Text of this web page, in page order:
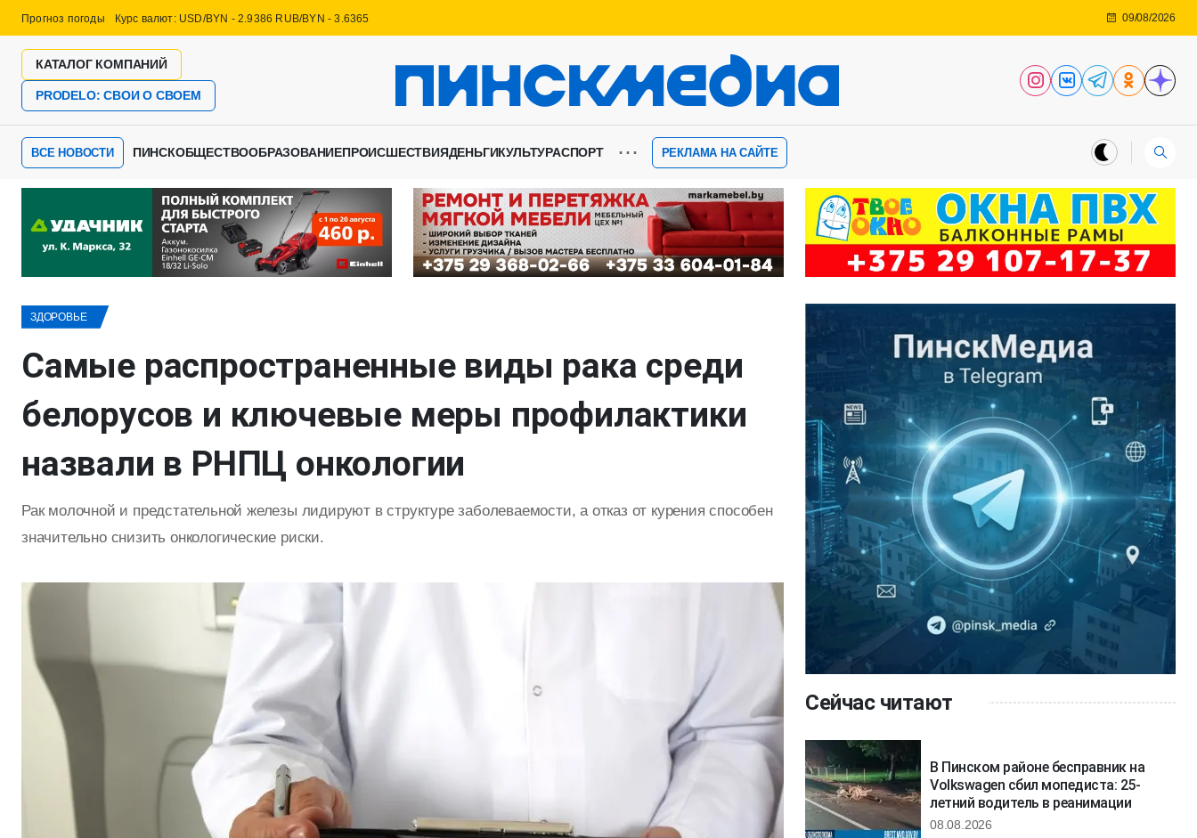
Прогноз погоды Курс валют: USD/BYN - 2.9386 RUB/BYN - 3.6365 09/08/2026
КАТАЛОГ КОМПАНИЙ
PRODELO: СВОИ О СВОЕМ
ВСЕ НОВОСТИ ПИНСКОБЩЕСТВООБРАЗОВАНИЕПРОИСШЕСТВИЯДЕНЬГИКУЛЬТУРАСПОРТ ⋯ РЕКЛАМА НА САЙТЕ
ЗДОРОВЬЕ
Самые распространенные виды рака среди
белорусов и ключевые меры профилактики
назвали в РНПЦ онкологии
Рак молочной и предстательной железы лидируют в структуре заболеваемости, а отказ от курения способен
значительно снизить онкологические риски.
Сейчас читают
В Пинском районе бесправник на
Volkswagen сбил мопедиста: 25-
летний водитель в реанимации
08.08.2026